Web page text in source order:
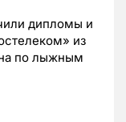
дипломы и
из
по лыжным